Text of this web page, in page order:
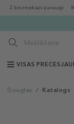
2 bezmaksas paraugi
VISAS PRECES
Douglas / Katalogs